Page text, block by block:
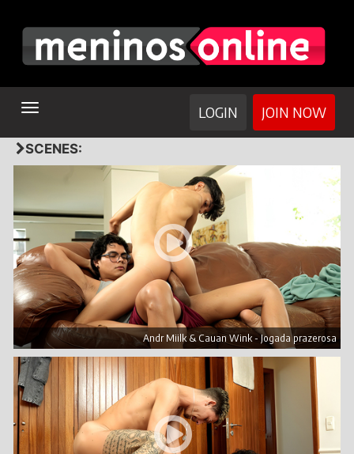
TOGGLE
JOIN NOW
LOGIN
SCENES:
Andr Miilk & Cauan Wink - Jogada prazerosa